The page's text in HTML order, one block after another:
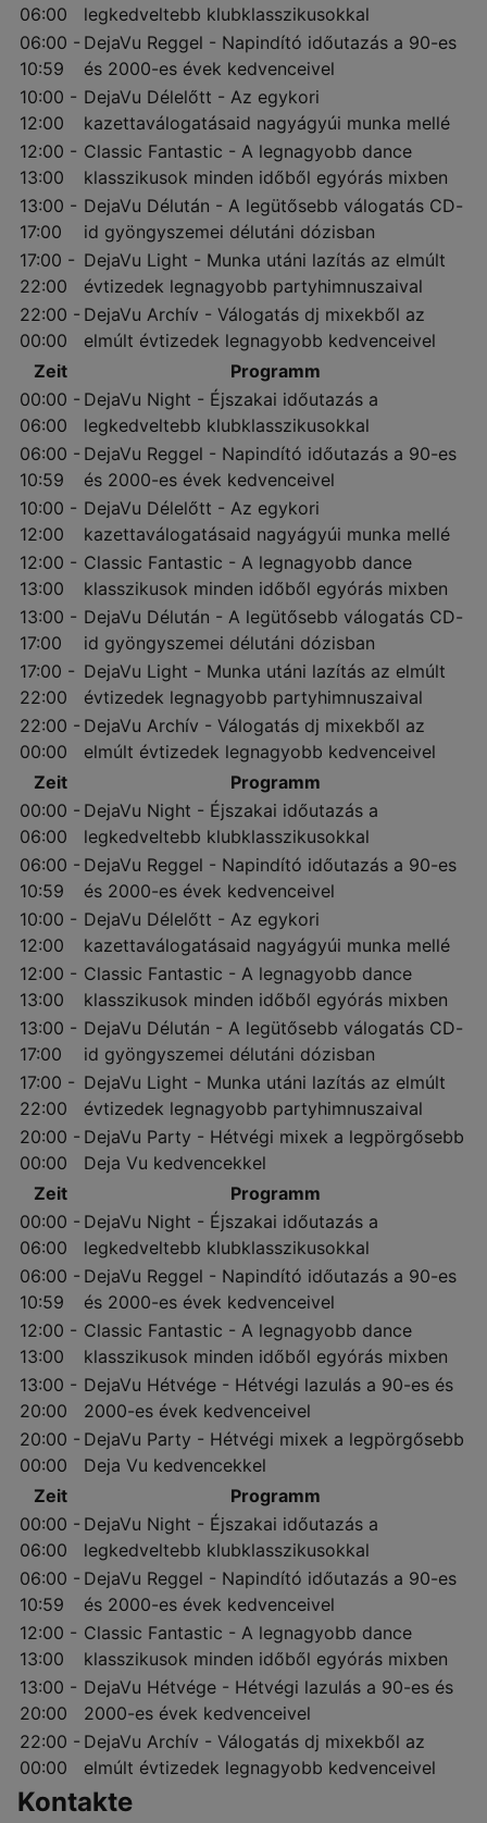
06:00
legkedveltebb klubklasszikusokkal
06:00 -
10:59
DejaVu Reggel - Napindító időutazás a 90-es
és 2000-es évek kedvenceivel
10:00 -
12:00
DejaVu Délelőtt - Az egykori
kazettaválogatásaid nagyágyúi munka mellé
12:00 -
13:00
Classic Fantastic - A legnagyobb dance
klasszikusok minden időből egyórás mixben
13:00 -
17:00
DejaVu Délután - A legütősebb válogatás CD-
id gyöngyszemei délutáni dózisban
17:00 -
22:00
DejaVu Light - Munka utáni lazítás az elmúlt
évtizedek legnagyobb partyhimnuszaival
22:00 -
00:00
DejaVu Archív - Válogatás dj mixekből az
elmúlt évtizedek legnagyobb kedvenceivel
Zeit
Programm
00:00 -
06:00
DejaVu Night - Éjszakai időutazás a
legkedveltebb klubklasszikusokkal
06:00 -
10:59
DejaVu Reggel - Napindító időutazás a 90-es
és 2000-es évek kedvenceivel
10:00 -
12:00
DejaVu Délelőtt - Az egykori
kazettaválogatásaid nagyágyúi munka mellé
12:00 -
13:00
Classic Fantastic - A legnagyobb dance
klasszikusok minden időből egyórás mixben
13:00 -
17:00
DejaVu Délután - A legütősebb válogatás CD-
id gyöngyszemei délutáni dózisban
17:00 -
22:00
DejaVu Light - Munka utáni lazítás az elmúlt
évtizedek legnagyobb partyhimnuszaival
22:00 -
00:00
DejaVu Archív - Válogatás dj mixekből az
elmúlt évtizedek legnagyobb kedvenceivel
Zeit
Programm
00:00 -
06:00
DejaVu Night - Éjszakai időutazás a
legkedveltebb klubklasszikusokkal
06:00 -
10:59
DejaVu Reggel - Napindító időutazás a 90-es
és 2000-es évek kedvenceivel
10:00 -
12:00
DejaVu Délelőtt - Az egykori
kazettaválogatásaid nagyágyúi munka mellé
12:00 -
13:00
Classic Fantastic - A legnagyobb dance
klasszikusok minden időből egyórás mixben
13:00 -
17:00
DejaVu Délután - A legütősebb válogatás CD-
id gyöngyszemei délutáni dózisban
17:00 -
22:00
DejaVu Light - Munka utáni lazítás az elmúlt
évtizedek legnagyobb partyhimnuszaival
20:00 -
00:00
DejaVu Party - Hétvégi mixek a legpörgősebb
Deja Vu kedvencekkel
Zeit
Programm
00:00 -
06:00
DejaVu Night - Éjszakai időutazás a
legkedveltebb klubklasszikusokkal
06:00 -
10:59
DejaVu Reggel - Napindító időutazás a 90-es
és 2000-es évek kedvenceivel
12:00 -
13:00
Classic Fantastic - A legnagyobb dance
klasszikusok minden időből egyórás mixben
13:00 -
20:00
DejaVu Hétvége - Hétvégi lazulás a 90-es és
2000-es évek kedvenceivel
20:00 -
00:00
DejaVu Party - Hétvégi mixek a legpörgősebb
Deja Vu kedvencekkel
Zeit
Programm
00:00 -
06:00
DejaVu Night - Éjszakai időutazás a
legkedveltebb klubklasszikusokkal
06:00 -
10:59
DejaVu Reggel - Napindító időutazás a 90-es
és 2000-es évek kedvenceivel
12:00 -
13:00
Classic Fantastic - A legnagyobb dance
klasszikusok minden időből egyórás mixben
13:00 -
20:00
DejaVu Hétvége - Hétvégi lazulás a 90-es és
2000-es évek kedvenceivel
22:00 -
00:00
DejaVu Archív - Válogatás dj mixekből az
elmúlt évtizedek legnagyobb kedvenceivel
Kontakte